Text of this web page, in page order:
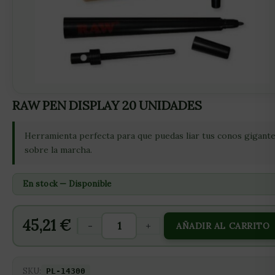
RAW PEN DISPLAY 20 UNIDADES
Herramienta perfecta para que puedas liar tus conos
sobre la marcha.
En stock — Disponible
45,21 € - + AÑADIR AL CARRITO
SKU: PL-14300